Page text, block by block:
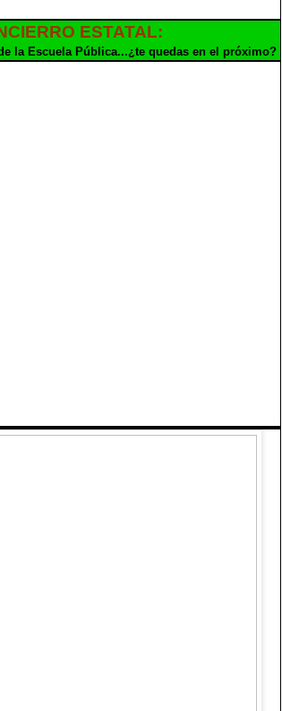
ESTATAL:
la Escuela Pública...¿te quedas en el próximo?